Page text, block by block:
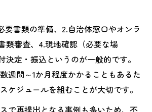
要書類の準備、2.自治体窓口やオンラ
類審査、4.現地確認（必要な場
決定・振込というのが一般的です。
週間～1か月程度かかることもあるた
ケジュールを組むことが大切です。
で再提出となる事例も多いため、不